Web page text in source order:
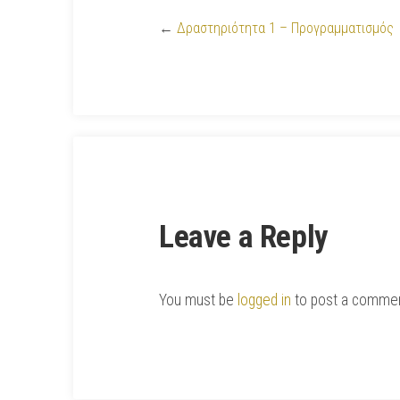
← Δραστηριότητα 1 – Προγραμματισμός
Leave a Reply
You must be logged in to post a